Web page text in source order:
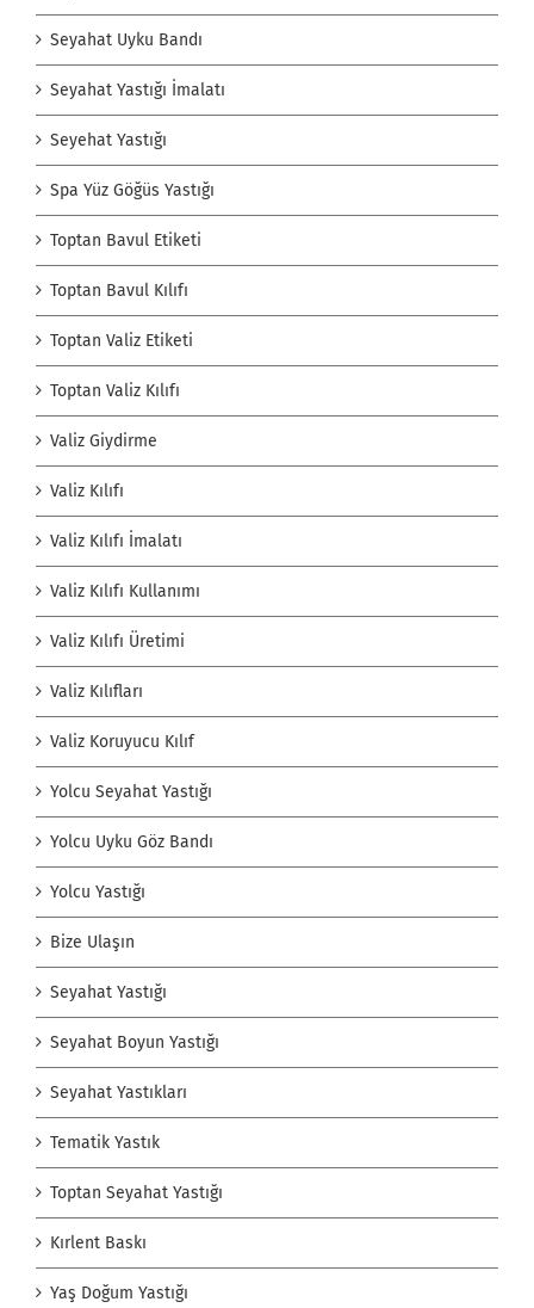
Seyahat Uyku Bandı
Seyahat Yastığı İmalatı
Seyehat Yastığı
Spa Yüz Göğüs Yastığı
Toptan Bavul Etiketi
Toptan Bavul Kılıfı
Toptan Valiz Etiketi
Toptan Valiz Kılıfı
Valiz Giydirme
Valiz Kılıfı
Valiz Kılıfı İmalatı
Valiz Kılıfı Kullanımı
Valiz Kılıfı Üretimi
Valiz Kılıfları
Valiz Koruyucu Kılıf
Yolcu Seyahat Yastığı
Yolcu Uyku Göz Bandı
Yolcu Yastığı
Bize Ulaşın
Seyahat Yastığı
Seyahat Boyun Yastığı
Seyahat Yastıkları
Tematik Yastık
Toptan Seyahat Yastığı
Kırlent Baskı
Yaş Doğum Yastığı